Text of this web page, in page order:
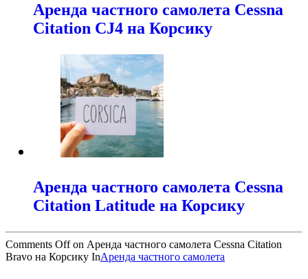
Аренда частного самолета Cessna
Citation CJ4 на Корсику
Аренда частного самолета Cessna
Citation Latitude на Корсику
Comments Offon Аренда частного самолета Cessna Citation
Bravo на Корсику InАренда частного самолета